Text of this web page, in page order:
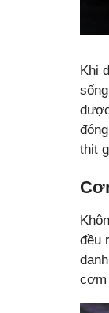
Khi
thịt
đều
cơm